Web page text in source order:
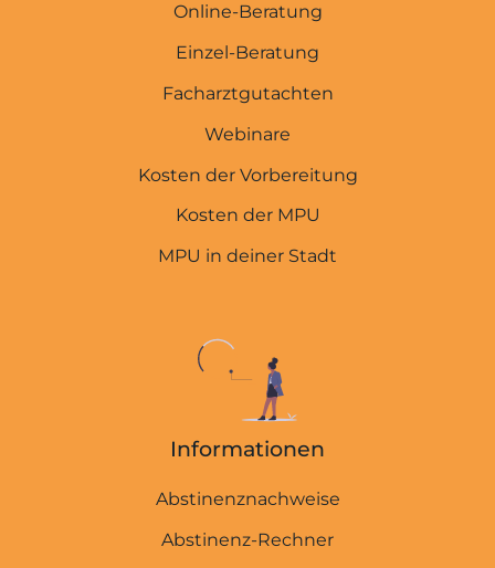
Online-Beratung
Einzel-Beratung
Facharztgutachten
Webinare
Kosten der Vorbereitung
Kosten der MPU
MPU in deiner Stadt
Informationen
Abstinenznachweise
Abstinenz-Rechner